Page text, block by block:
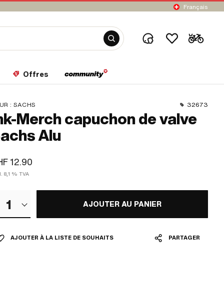
Français
Offres
: SACHS 32673
Merch capuchon de valve
Alu
12.90
8,1 % TVA
1 AJOUTER AU PANIER
AJOUTER À LA LISTE DE SOUHAITS PARTAGER